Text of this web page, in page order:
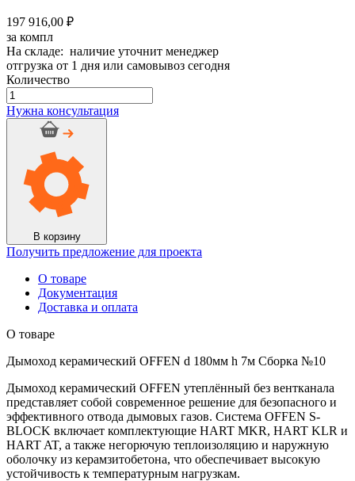
197 916,00 ₽
за компл
На складе: наличие уточнит менеджер
отгрузка от 1 дня или самовывоз сегодня
Количество
Количество
товара
Дымоход
керамический
180мм
Нужна консультация
В корзину
Получить предложение для проекта
О товаре
Документация
Доставка и оплата
О товаре
Дымоход керамический OFFEN d 180мм h 7м Сборка №10
Дымоход керамический OFFEN утеплённый без вентканала
представляет собой современное решение для безопасного и
эффективного отвода дымовых газов. Система OFFEN S-
BLOCK включает комплектующие HART MKR, HART KLR и
HART AT, а также негорючую теплоизоляцию и наружную
оболочку из керамзитобетона, что обеспечивает высокую
устойчивость к температурным нагрузкам.